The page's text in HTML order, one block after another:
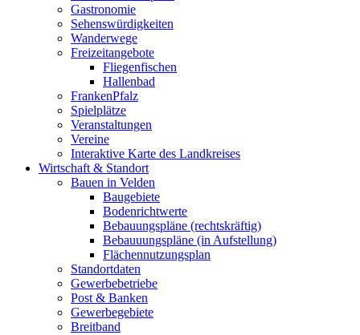
Gastronomie
Sehenswürdigkeiten
Wanderwege
Freizeitangebote
Fliegenfischen
Hallenbad
FrankenPfalz
Spielplätze
Veranstaltungen
Vereine
Interaktive Karte des Landkreises
Wirtschaft & Standort
Bauen in Velden
Baugebiete
Bodenrichtwerte
Bebauungspläne (rechtskräftig)
Bebauuungspläne (in Aufstellung)
Flächennutzungsplan
Standortdaten
Gewerbebetriebe
Post & Banken
Gewerbegebiete
Breitband